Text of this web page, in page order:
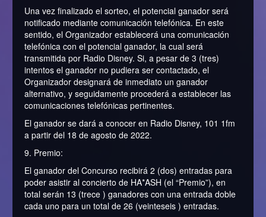
Una vez finalizado el sorteo, el potencial ganador será
notificado mediante comunicación telefónica. En este
sentido, el Organizador establecerá una comunicación
telefónica con el potencial ganador, la cual será
transmitida por Radio Disney. Si, a pesar de 3 (tres)
intentos el ganador no pudiera ser contactado, el
Organizador designará de inmediato un ganador
alternativo, y seguidamente procederá a establecer las
comunicaciones telefónicas pertinentes.
El ganador se dará a conocer en Radio Disney, 101 1fm
a partir del 18 de agosto de 2022.
9. Premio:
El ganador del Concurso recibirá 2 (dos) entradas para
poder asistir al concierto de HA*ASH (el “Premio”), en
total serán 13 (trece ) ganadores con una entrada doble
cada uno para un total de 26 (veinteseis ) entradas.